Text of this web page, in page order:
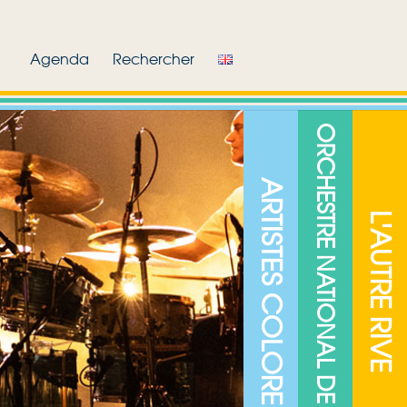
Agenda Rechercher
ARTISTES COLOREORCHESTRE NATIONAL DE JAZZ L'AUTRE RIVE